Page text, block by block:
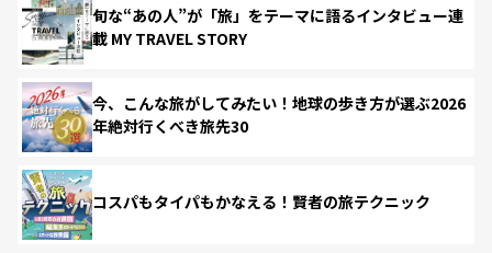
旬な“あの人”が「旅」をテーマに語るインタビュー連
載 MY TRAVEL STORY
今、こんな旅がしてみたい！地球の歩き方が選ぶ2026
年絶対行くべき旅先30
コスパもタイパもかなえる！賢者の旅テクニック